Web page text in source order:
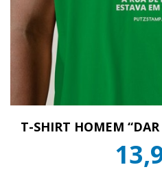
T-SHIRT HOMEM